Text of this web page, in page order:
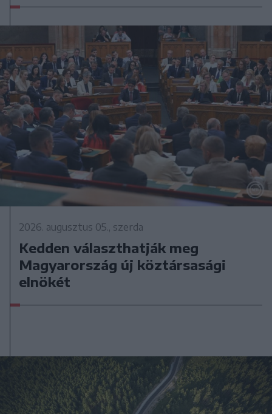
2026. augusztus 05., szerda
Kedden választhatják meg
Magyarország új köztársasági
elnökét